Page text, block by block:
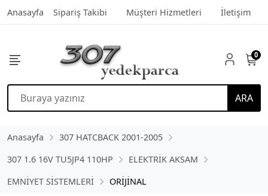
Anasayfa Sipariş Takibi Müşteri Hizmetleri İletişim
ARA
0
Anasayfa
307 HATCBACK 2001-2005
307 1.6 16V TU5JP4 110HP
ELEKTRİK AKSAM
EMNİYET SİSTEMLERİ
ORİJİNAL